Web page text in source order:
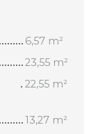
6,57 m²
23,55 m²
22,55 m²
13,27 m²